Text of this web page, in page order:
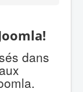
dans